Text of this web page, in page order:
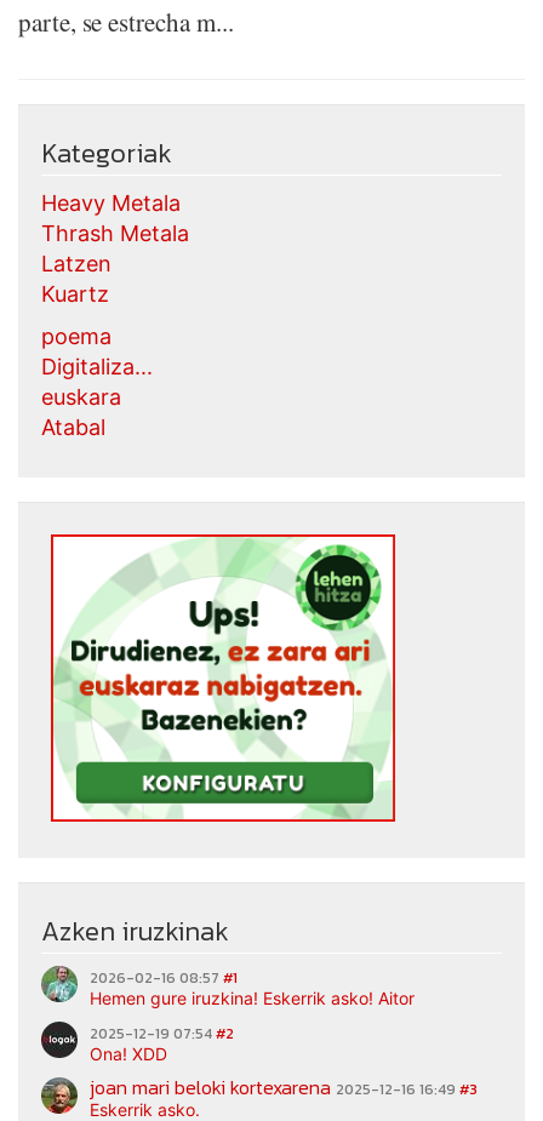
parte, se estrecha m...
Kategoriak
Heavy Metala
Thrash Metala
Latzen
Kuartz
poema
Digitaliza...
euskara
Atabal
Azken iruzkinak
2026-02-16 08:57 #1
Hemen gure iruzkina! Eskerrik asko! Aitor
2025-12-19 07:54#2
Ona! XDD
joan mari beloki kortexarena 2025-12-16 16:49 #3
Eskerrik asko.